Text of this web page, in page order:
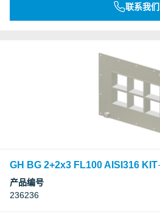
联系我们
GH BG 2+2x3 FL100 AISI316 KIT
产品编号
236236